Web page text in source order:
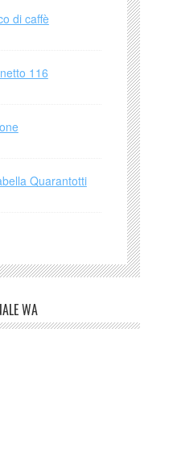
di caffè
116
Quarantotti
WA